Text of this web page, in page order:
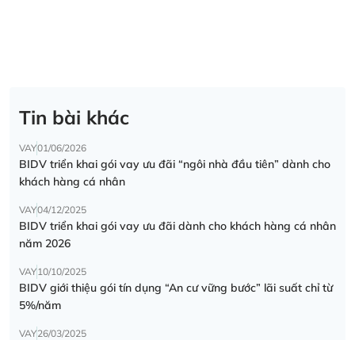
Tin bài khác
VAY01/06/2026
BIDV triển khai gói vay ưu đãi “ngôi nhà đầu tiên” dành cho
khách hàng cá nhân
VAY04/12/2025
BIDV triển khai gói vay ưu đãi dành cho khách hàng cá nhân
năm 2026
VAY10/10/2025
BIDV giới thiệu gói tín dụng “An cư vững bước” lãi suất chỉ từ
5%/năm
VAY26/03/2025